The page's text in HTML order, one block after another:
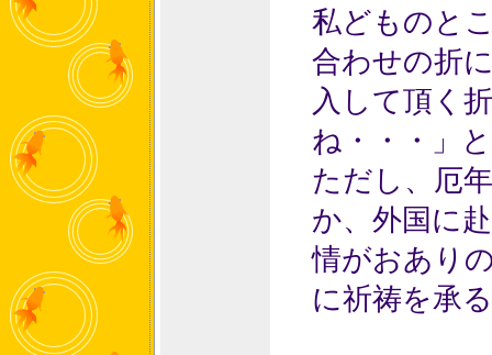
私どものと
合わせの折
入して頂く
ね・・・」
ただし、厄
か、外国に
情がおあり
に祈祷を承